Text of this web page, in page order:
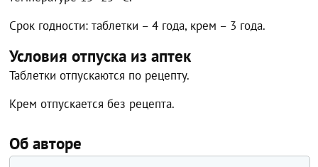
Срок годности: таблетки – 4 года, крем – 3 года.
Условия отпуска из аптек
Таблетки отпускаются по рецепту.
Крем отпускается без рецепта.
Об авторе